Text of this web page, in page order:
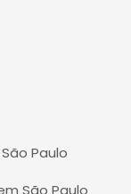
Paulo
São Paulo